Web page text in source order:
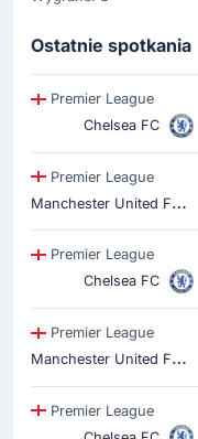
Ostatnie spotkania
Premier League
Chelsea FC
Premier League
M
anchester United FC
Premier League
Chelsea FC
Premier League
M
anchester United FC
Premier League